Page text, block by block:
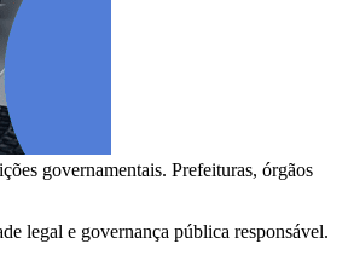
governamentais. Prefeituras, órgãos
legal e governança pública responsável.